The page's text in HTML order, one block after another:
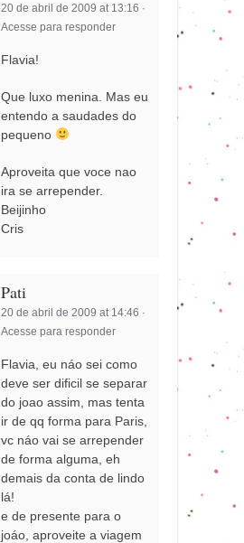
20 de abril de 2009 at 13:16 ·
Acesse para responder
Flavia!
Que luxo menina. Mas eu
entendo a saudades do
pequeno
Aproveita que voce nao
ira se arrepender.
Beijinho
Cris
Pati
20 de abril de 2009 at 14:46 ·
Acesse para responder
Flavia, eu náo sei como
deve ser dificil se separar
do joao assim, mas tenta
ir de qq forma para Paris,
vc náo vai se arrepender
de forma alguma, eh
demais da conta de lindo
lá!
e de presente para o
joáo, aproveite a viagem